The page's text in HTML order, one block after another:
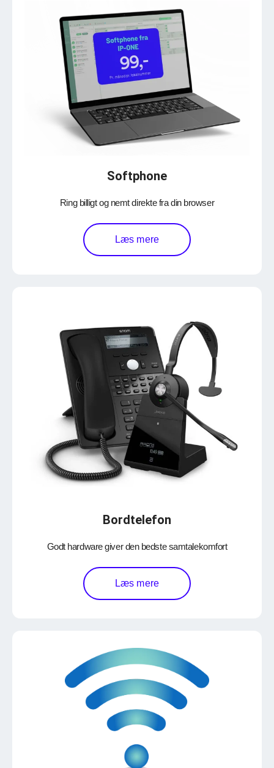
Softphone
Ring billigt og nemt direkte fra din browser
Læs mere
Bordtelefon
Godt hardware giver den bedste samtalekomfort
Læs mere